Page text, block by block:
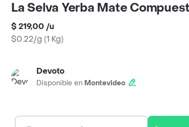
La Selva Yerba Mate
$ 219,00 /u
$0.22/g (1 Kg)
Devoto
Disponible en Montevideo